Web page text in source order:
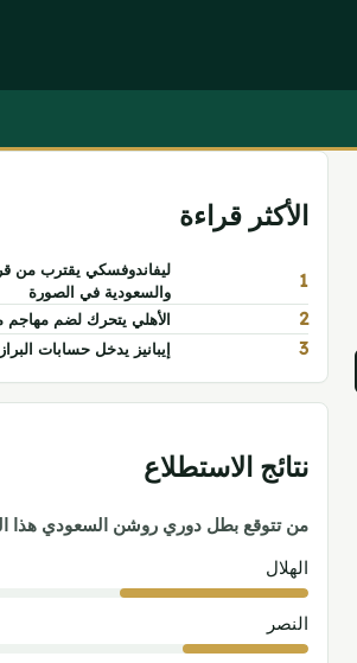
الأكثر قراءة
1
ليفاندوفسكي يقترب من
والسعودية في الصورة
2 الأهلي يتحرك لضم مهاجم
3 إيبانيز يدخل حسابات
نتائج الاستطلاع
من تتوقع بطل دوري روشن السعودي هذا
الهلال
النصر